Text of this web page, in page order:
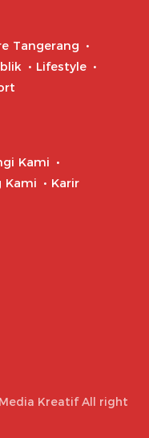
Tangerang
Lifestyle
Kami
Kami Karir
Kreatif All right